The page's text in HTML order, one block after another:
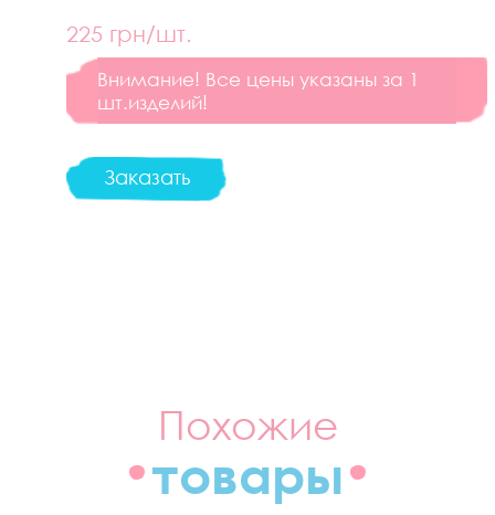
225 грн/шт.
Внимание! Все цены указаны за 1
шт.изделий!
Заказать
Похожие
товары